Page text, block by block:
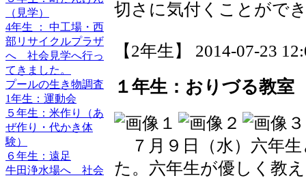
（見学）
4年生 ： 中工場・西
部リサイクルプラザ
へ 社会見学へ行っ
てきました。
プールの生き物調査
1年生：運動会
５年生：米作り（あ
ぜ作り・代かき体
験）
６年生：遠足
牛田浄水場へ 社会
切さに気付くことがで
【2年生】 2014-07-23
１年生：おりづる教室
７月９日（水）六年
た。六年生が優しく教